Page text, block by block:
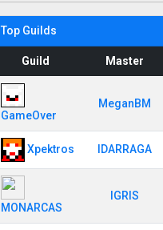
Top Guilds
Guild Master
GameOver
MeganBM
Xpektros IDARRAGA
MONARCAS
IGRIS